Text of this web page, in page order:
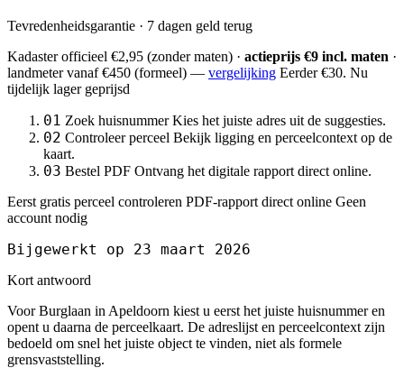
Tevredenheidsgarantie · 7 dagen geld terug
Kadaster officieel €2,95 (zonder maten) · actieprijs €9 incl. maten ·
landmetervanaf €450 (formeel) — vergelijking Eerder €30. Nu
tijdelijk lager geprijsd
01 Zoek huisnummer Kies het juiste adres uit de suggesties.
02 Controleer perceel Bekijk ligging en perceelcontext op de
kaart.
03 Bestel PDF Ontvang het digitale rapport direct online.
Eerst gratis perceel controleren PDF-rapport direct online Geen
account nodig
Bijgewerkt op 23 maart 2026
Kort antwoord
Voor Burglaan in Apeldoorn kiest u eerst het juiste huisnummer en
opent u daarna de perceelkaart. De adreslijst en perceelcontext zijn
bedoeld om snel het juiste object te vinden, niet als formele
grensvaststelling.